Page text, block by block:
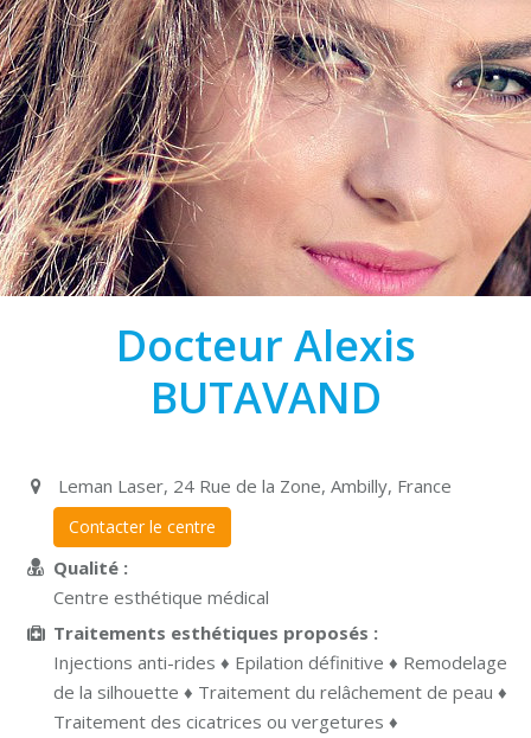
Docteur Alexis
BUTAVAND
Leman Laser, 24 Rue de la Zone, Ambilly, France
Contacter le centre
Qualité :
Centre esthétique médical
Traitements esthétiques proposés :
Injections anti-rides ♦ Epilation définitive ♦ Remodelage
de la silhouette ♦ Traitement du relâchement de peau ♦
Traitement des cicatrices ou vergetures ♦